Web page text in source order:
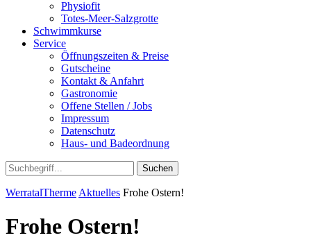
Physiofit
Totes-Meer-Salzgrotte
Schwimmkurse
Service
Öffnungszeiten & Preise
Gutscheine
Kontakt & Anfahrt
Gastronomie
Offene Stellen / Jobs
Impressum
Datenschutz
Haus- und Badeordnung
Suchen
WerratalTherme Aktuelles Frohe Ostern!
Frohe Ostern!